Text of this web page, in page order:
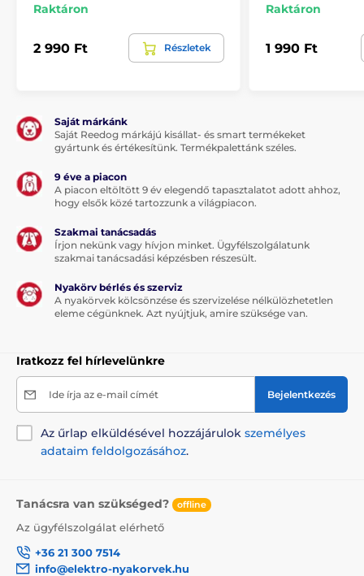
Raktáron
2 990 Ft Részletek
Raktáron
1 990 Ft
Saját márkánk
Saját Reedog márkájú kisállat- és smart termékeket
gyártunk és értékesítünk. Termékpalettánk széles.
9 éve a piacon
A piacon eltöltött 9 év elegendő tapasztalatot adott ahhoz,
hogy elsők közé tartozzunk a világpiacon.
Szakmai tanácsadás
Írjon nekünk vagy hívjon minket. Ügyfélszolgálatunk
szakmai tanácsadási képzésben részesült.
Nyakörv bérlés és szerviz
A nyakörvek kölcsönzése és szervizelése nélkülözhetetlen
eleme cégünknek. Azt nyújtjuk, amire szüksége van.
Iratkozz fel hírlevelünkre
Ide írja az e-mail címét Bejelentkezés
Az űrlap elküldésével hozzájárulok személyes
adataim feldolgozásához.
Tanácsra van szükséged? offline
Az ügyfélszolgálat elérhető
+36 21 300 7514
info@elektro-nyakorvek.hu